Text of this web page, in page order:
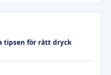
tipsen för rätt dryck